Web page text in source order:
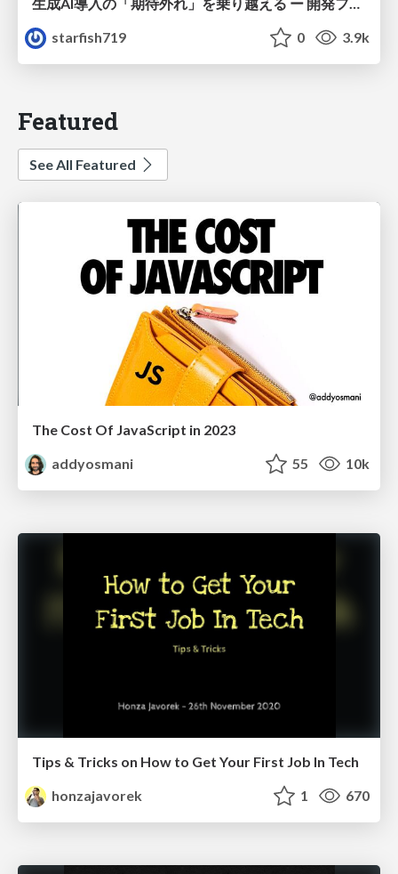
starfish719
0 3.9k
Featured
See All Featured
The Cost Of JavaScript in 2023
addyosmani
55 10k
Tips & Tricks on How to Get Your First Job In Tech
honzajavorek
1 670